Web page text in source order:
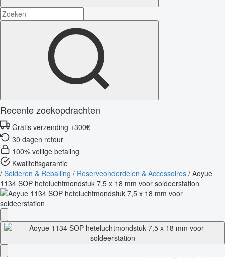
Recente zoekopdrachten
Gratis verzending +300€
30 dagen retour
100% veilige betaling
Kwaliteitsgarantie
/ Solderen & Reballing / Reserveonderdelen & Accessoires / Aoyue
1134 SOP heteluchtmondstuk 7,5 x 18 mm voor soldeerstation